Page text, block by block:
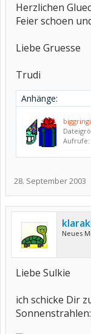
Herzlichen
Feier schoen
Liebe Gruesse
Trudi
Anhänge:
Aufrufe:
28. September 2003
Neues
Liebe Sulkie
ich schicke Dir
Sonnenstrahlen: